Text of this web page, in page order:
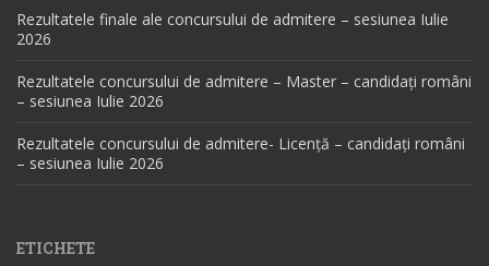
Rezultatele finale ale concursului de admitere – sesiunea Iulie
2026
Rezultatele concursului de admitere – Master – candidați români
– sesiunea Iulie 2026
Rezultatele concursului de admitere- Licență – candidați români
– sesiunea Iulie 2026
ETICHETE